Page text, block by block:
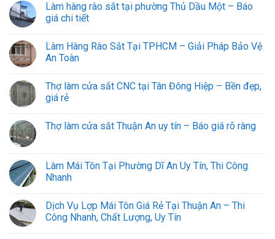
Làm hàng rào sắt tại phường Thủ Dầu Một – Báo
giá chi tiết
Làm Hàng Rào Sắt Tại TPHCM – Giải Pháp Bảo Vệ
An Toàn
Thợ làm cửa sắt CNC tại Tân Đông Hiệp – Bền đẹp,
giá rẻ
Thợ làm cửa sắt Thuận An uy tín – Báo giá rõ ràng
Làm Mái Tôn Tại Phường Dĩ An Uy Tín, Thi Công
Nhanh
Dịch Vụ Lợp Mái Tôn Giá Rẻ Tại Thuận An – Thi
Công Nhanh, Chất Lượng, Uy Tín